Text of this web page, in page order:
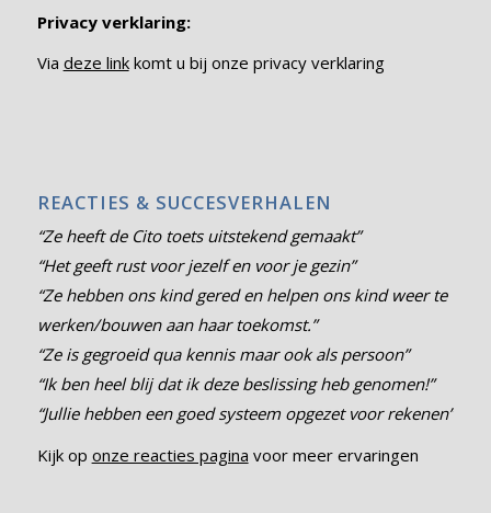
Privacy verklaring:
Via deze linkkomt u bij onze privacy verklaring
REACTIES & SUCCESVERHALEN
“Ze heeft de Cito toets uitstekend gemaakt”
“Het geeft rust voor jezelf en voor je gezin”
“Ze hebben ons kind gered en helpen ons kind weer te
werken/bouwen aan haar toekomst.”
“Ze is gegroeid qua kennis maar ook als persoon”
“Ik ben heel blij dat ik deze beslissing heb genomen!”
“Jullie hebben een goed systeem opgezet voor rekenen”
Kijk op onze reacties pagina voor meer ervaringen